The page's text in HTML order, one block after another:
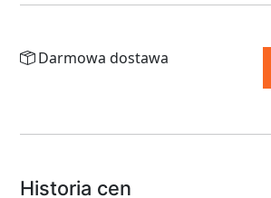
Darmowa dostawa
Historia cen